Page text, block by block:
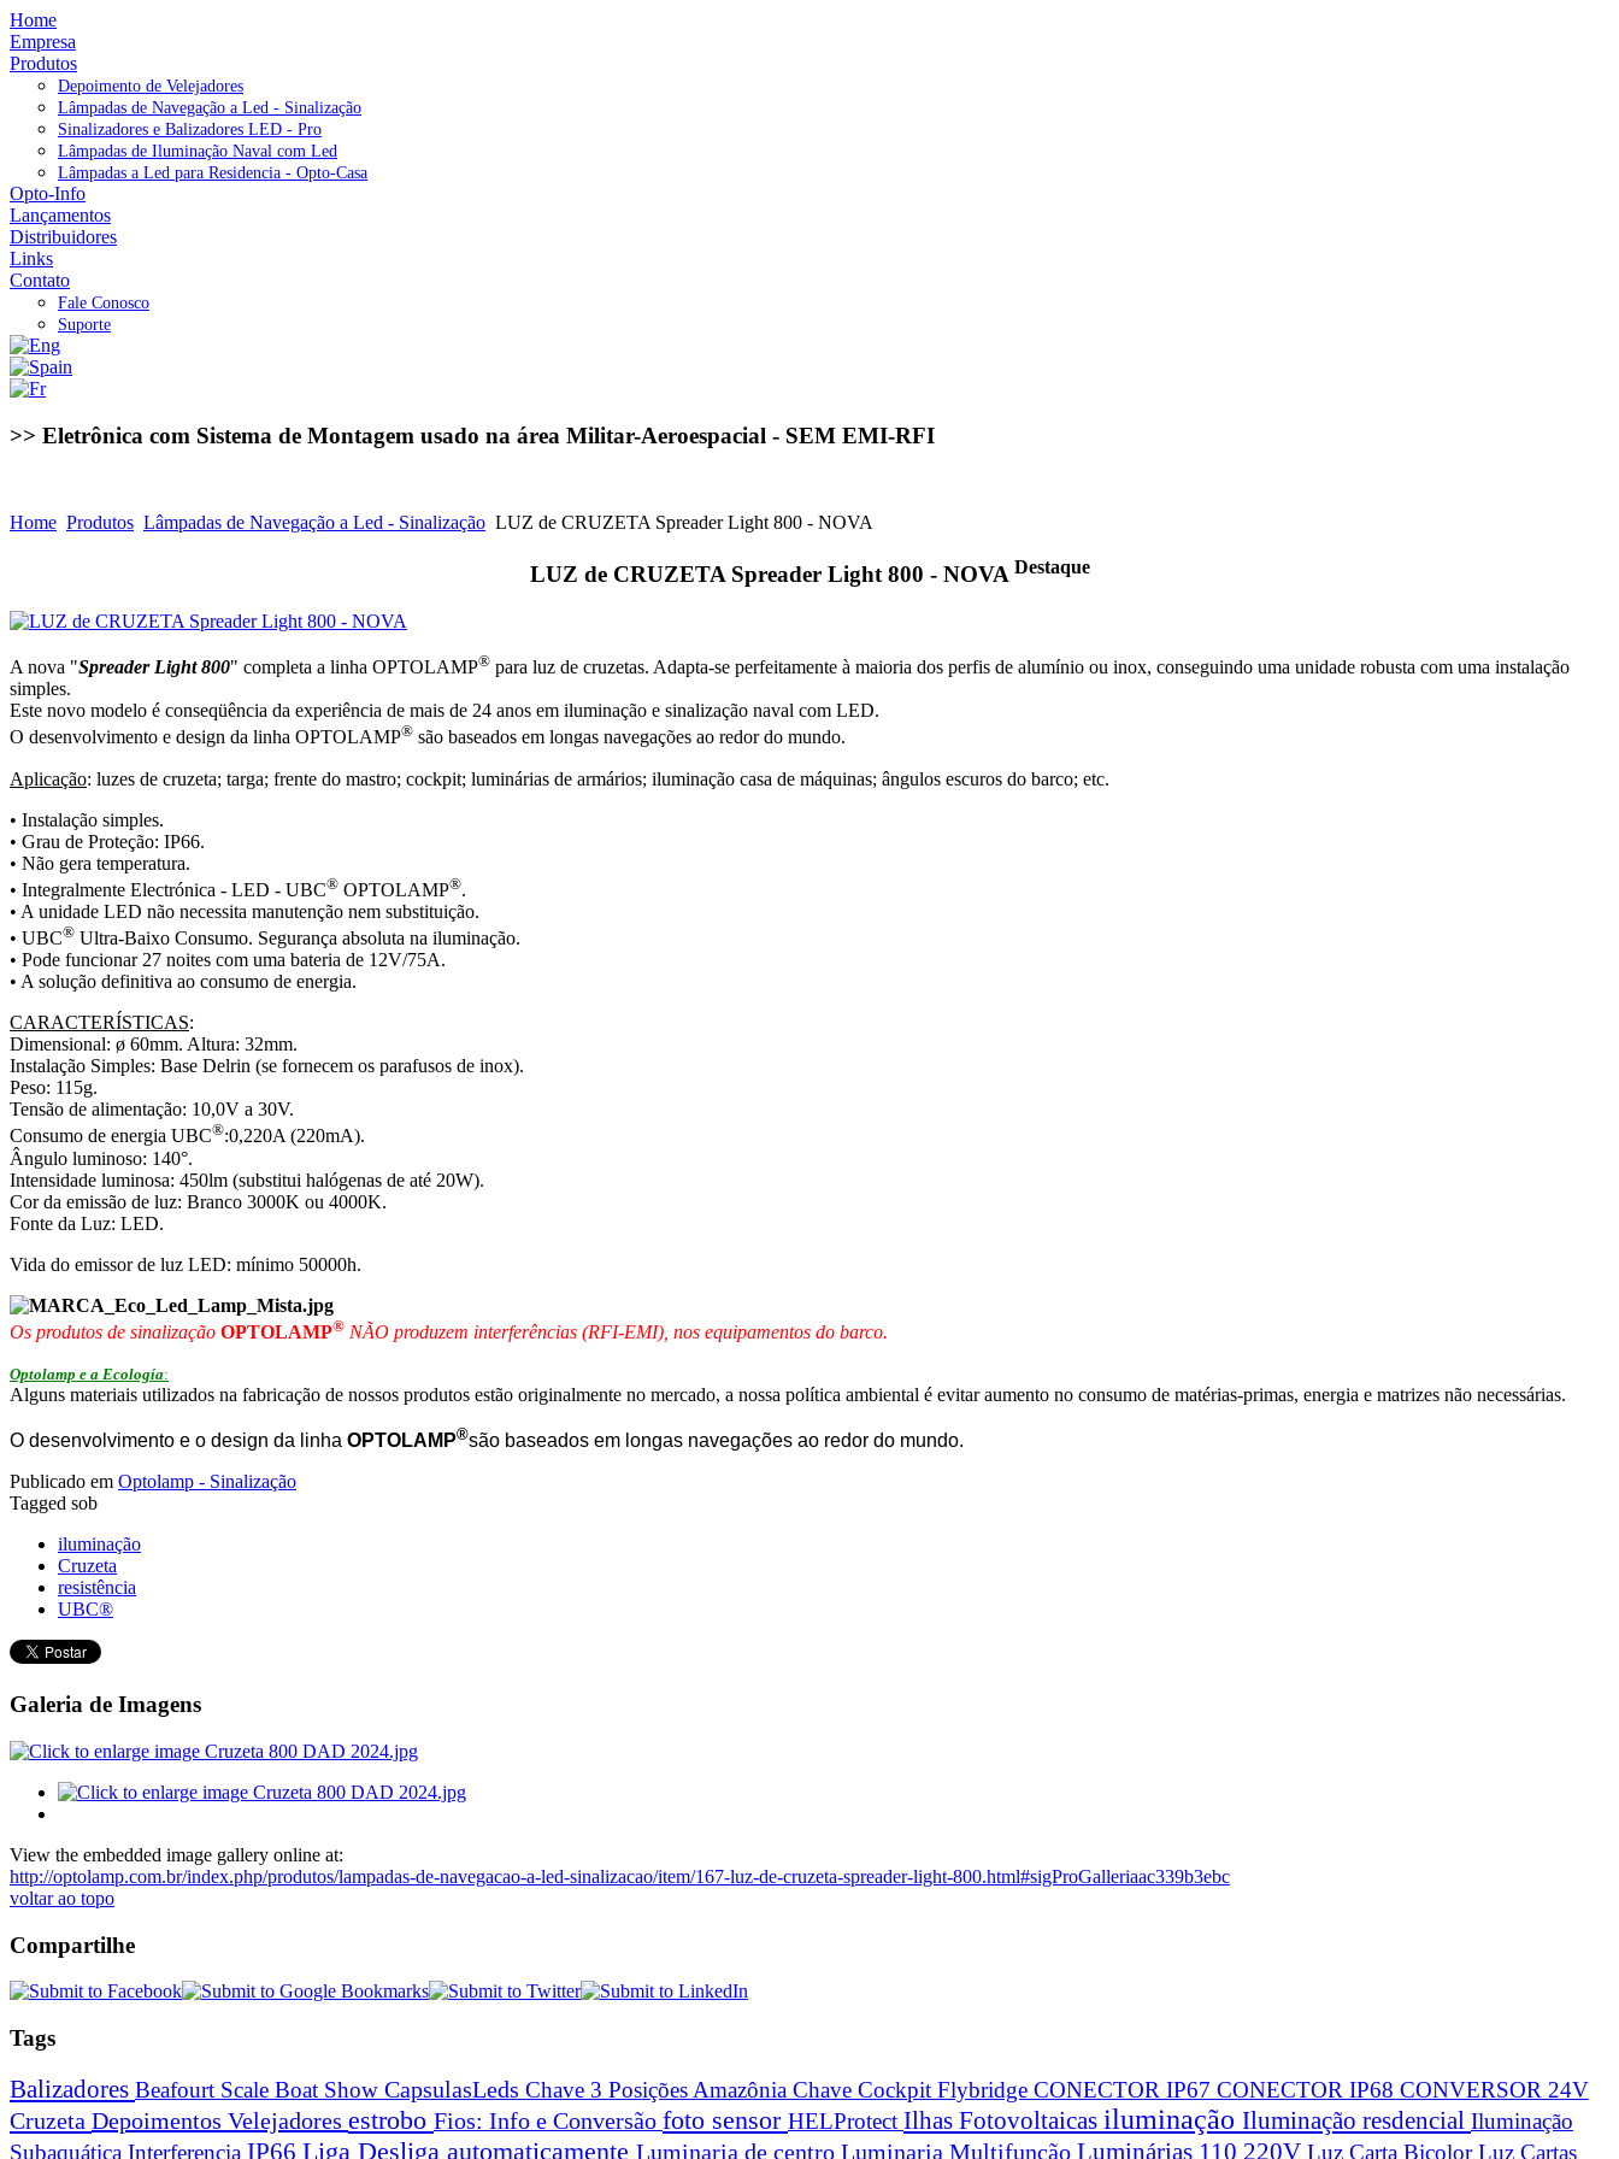
Home
Empresa
Produtos
Depoimento de Velejadores
Lâmpadas de Navegação a Led - Sinalização
Sinalizadores e Balizadores LED - Pro
Lâmpadas de Iluminação Naval com Led
Lâmpadas a Led para Residencia - Opto-Casa
Opto-Info
Lançamentos
Distribuidores
Links
Contato
Fale Conosco
Suporte
>> Eletrônica com Sistema de Montagem usado na área Militar-Aeroespacial - SEM EMI-RFI
Home Produtos Lâmpadas de Navegação a Led - Sinalização LUZ de CRUZETA Spreader Light 800 - NOVA
LUZ de CRUZETA Spreader Light 800 - NOVA Destaque
A nova "Spreader Light 800" completa a linha OPTOLAMP® para luz de cruzetas. Adapta-se perfeitamente à maioria dos perfis de alumínio ou inox, conseguindo uma unidade robusta com uma instalação
simples.
Este novo modelo é conseqüência da experiência de mais de 24 anos em iluminação e sinalização naval com LED.
O desenvolvimento e design da linha OPTOLAMP® são baseados em longas navegações ao redor do mundo.
Aplicação: luzes de cruzeta; targa; frente do mastro; cockpit; luminárias de armários; iluminação casa de máquinas; ângulos escuros do barco; etc.
• Instalação simples.
• Grau de Proteção: IP66.
• Não gera temperatura.
• Integralmente Electrónica - LED - UBC® OPTOLAMP®.
• A unidade LED não necessita manutenção nem substituição.
• UBC® Ultra-Baixo Consumo. Segurança absoluta na iluminação.
• Pode funcionar 27 noites com uma bateria de 12V/75A.
• A solução definitiva ao consumo de energia.
CARACTERÍSTICAS:
Dimensional: ø 60mm. Altura: 32mm.
Instalação Simples: Base Delrin (se fornecem os parafusos de inox).
Peso: 115g.
Tensão de alimentação: 10,0V a 30V.
Consumo de energia UBC®:0,220A (220mA).
Ângulo luminoso: 140°.
Intensidade luminosa: 450lm (substitui halógenas de até 20W).
Cor da emissão de luz: Branco 3000K ou 4000K.
Fonte da Luz: LED.
Vida do emissor de luz LED: mínimo 50000h.
Os produtos de sinalização OPTOLAMP® NÃO produzem interferências (RFI-EMI), nos equipamentos do barco.
Optolamp e a Ecología:
Alguns materiais utilizados na fabricação de nossos produtos estão originalmente no mercado, a nossa política ambiental é evitar aumento no consumo de matérias-primas, energia e matrizes não necessárias.
O desenvolvimento e o design da linha OPTOLAMP®são baseados em longas navegações ao redor do mundo.
Publicado em Optolamp - Sinalização
Tagged sob
iluminação
Cruzeta
resistência
UBC®
Galeria de Imagens
View the embedded image gallery online at:
http://optolamp.com.br/index.php/produtos/lampadas-de-navegacao-a-led-sinalizacao/item/167-luz-de-cruzeta-spreader-light-800.html#sigProGalleriaac339b3ebc
voltar ao topo
Compartilhe
Tags
Balizadores Beafourt Scale Boat Show CapsulasLeds Chave 3 Posições Amazônia Chave Cockpit Flybridge CONECTOR IP67 CONECTOR IP68 CONVERSOR 24V
Cruzeta Depoimentos Velejadores estrobo Fios: Info e Conversão foto sensor HELProtect Ilhas Fotovoltaicas iluminação Iluminação resdencial Iluminação
Subaquática Interferencia IP66 Liga Desliga automaticamente Luminaria de centro Luminaria Multifunção Luminárias 110 220V Luz Carta BicolorLuz Cartas